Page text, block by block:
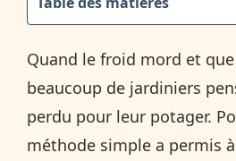
Quand le froid mord et
beaucoup de jardiniers
perdu pour leur potager.
méthode simple a permis